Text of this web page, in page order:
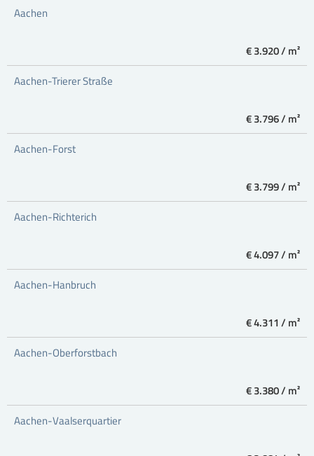
Aachen
€ 3.920 / m²
Aachen-Trierer Straße
€ 3.796 / m²
Aachen-Forst
€ 3.799 / m²
Aachen-Richterich
€ 4.097 / m²
Aachen-Hanbruch
€ 4.311 / m²
Aachen-Oberforstbach
€ 3.380 / m²
Aachen-Vaalserquartier